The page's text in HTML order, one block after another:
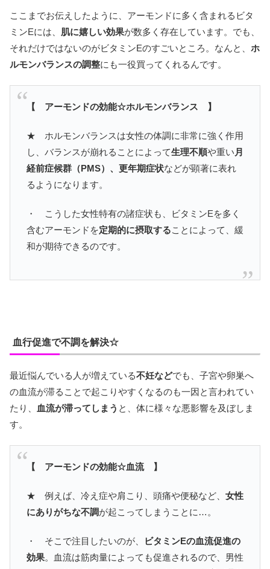
ここまでお伝えしたように、アーモンドに多く含まれるビタ
ミンEには、 肌に嬉しい効果が数多く存在しています。でも、
それだけではないのがビタミンEのすごいところ。なんと、 ホ
ルモンバランスの調整にも一役買ってくれるんです。
【 アーモンドの効能☆ホルモンバランス 】
★ ホルモンバランスは女性の体調に非常に強く作用
し、バランスが崩れることによって生理不順や重い 月
経前症候群（PMS）、更年期症状などが顕著に表れ
るようになります。
・ こうした女性特有の諸症状も、ビタミンEを多く
含むアーモンドを定期的に摂取することによって、緩
和が期待できるのです。
血行促進で不調を解決☆
最近悩んでいる人が増えている不妊などでも、子宮や卵巣へ
の血流が滞ることで起こりやすくなるのも一因と言われてい
たり、
血流が滞ってしまう と、体に様々な悪影響を及ぼしま
す。
【 アーモンドの効能☆血流 】
★ 例えば、冷え症や肩こり、頭痛や便秘など、 女性
にありがちな不調が起こってしまうことに…。
・ そこで注目したいのが、
ビタミンEの血流促進の
効果。血流は筋肉量によっても促進されるので、男性